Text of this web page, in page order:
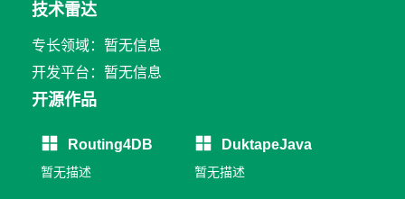
技术雷达
专长领域：暂无信息
开发平台：暂无信息
开源作品
Routing4DB
暂无描述
DuktapeJava
暂无描述